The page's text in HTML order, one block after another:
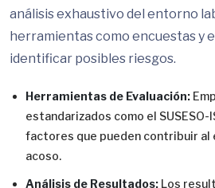
análisis exhaustivo del entorno
herramientas como encuestas y
identificar posibles riesgos.
Herramientas de Evaluación:
estandarizados como el
factores que pueden contribuir al
acoso.
Análisis de Resultados: Los